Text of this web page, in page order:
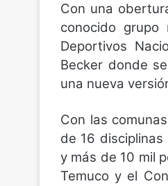
Con una
conocido grupo
Deportivos
Becker donde
una nueva
Con las
de 16
y más de 10 mil
Temuco y el